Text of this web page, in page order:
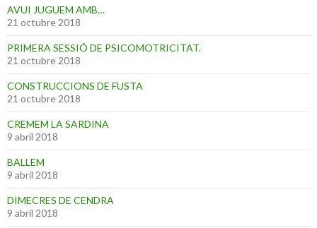
AVUI JUGUEM AMB…
21 octubre 2018
PRIMERA SESSIÓ DE PSICOMOTRICITAT.
21 octubre 2018
CONSTRUCCIONS DE FUSTA
21 octubre 2018
CREMEM LA SARDINA
9 abril 2018
BALLEM
9 abril 2018
DIMECRES DE CENDRA
9 abril 2018